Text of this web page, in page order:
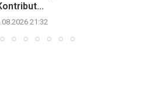
21:32